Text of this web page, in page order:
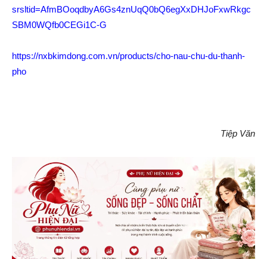
srsltid=AfmBOoqdbyA6Gs4znUqQ0bQ6egXxDHJoFxwRkgc
SBM0WQfb0CEGi1C-G
https://nxbkimdong.com.vn/products/cho-nau-chu-du-thanh-
pho
Tiệp Văn